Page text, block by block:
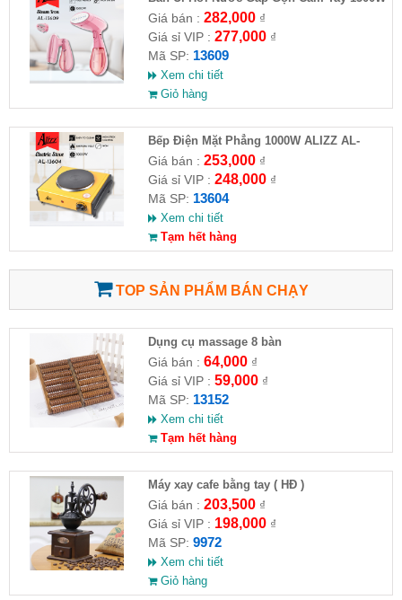
ALIZZ AL-13609
Giá bán : 282,000₫
Giá sỉ VIP : 277,000₫
Mã SP: 13609
Xem chi tiết
Giỏ hàng
Bếp Điện Mặt Phẳng 1000W ALIZZ AL-
13604
Giá bán : 253,000₫
Giá sỉ VIP : 248,000₫
Mã SP: 13604
Xem chi tiết
Tạm hết hàng
TOP SẢN PHẨM BÁN CHẠY
Dụng cụ massage 8 bàn
Giá bán : 64,000₫
Giá sỉ VIP : 59,000₫
Mã SP: 13152
Xem chi tiết
Tạm hết hàng
Máy xay cafe bằng tay ( HĐ )
Giá bán : 203,500₫
Giá sỉ VIP : 198,000₫
Mã SP: 9972
Xem chi tiết
Giỏ hàng